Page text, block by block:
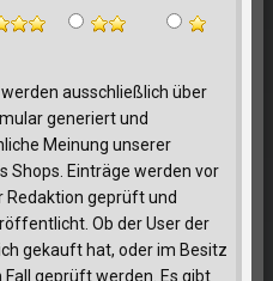
ausschließlich über
generiert und
Meinung unserer
Shops. Einträge werden vor
geprüft und
Ob der User der
gekauft hat, oder im Besitz
geprüft werden. Es gibt